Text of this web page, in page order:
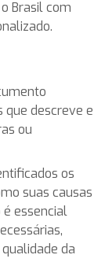
Brasil com
que descreve e
ou
os
suas causas
é essencial
da